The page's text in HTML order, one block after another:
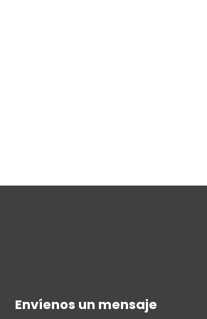
Envíenos un mensaje